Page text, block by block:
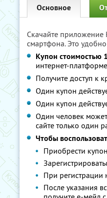
Основное
Скачайте приложение
смартфона. Это
Купон стоимостью
интернет-платформе
Получите доступ к
Один купон
Один купон
Один человек может
сайте только один
Чтобы
Приобрести купон
При регистрации
После указания